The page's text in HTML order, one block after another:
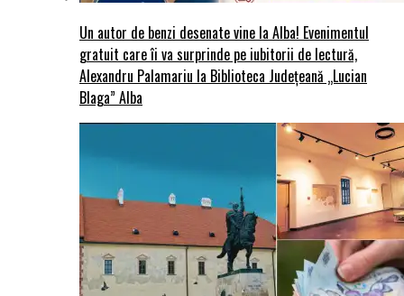
Un autor de benzi desenate vine la Alba! Evenimentul
gratuit care îi va surprinde pe iubitorii de lectură,
Alexandru Palamariu la Biblioteca Județeană „Lucian
Blaga” Alba